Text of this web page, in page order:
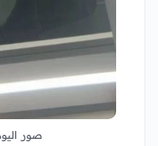
صور